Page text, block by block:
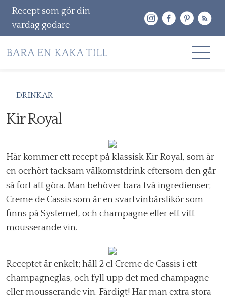
Recept som gör din
vardag godare
till
Sök
efter:
DRINKAR
Kir Royal
Här kommer ett recept på klassisk Kir Royal, som är
en oerhört tacksam välkomstdrink eftersom den går
så fort att göra. Man behöver bara två ingredienser;
Creme de Cassis som är en svartvinbärslikör som
finns på Systemet, och champagne eller ett vitt
mousserande vin.
Receptet är enkelt; häll 2 cl Creme de Cassis i ett
champagneglas, och fyll upp det med champagne
eller mousserande vin. Färdigt! Har man extra stora